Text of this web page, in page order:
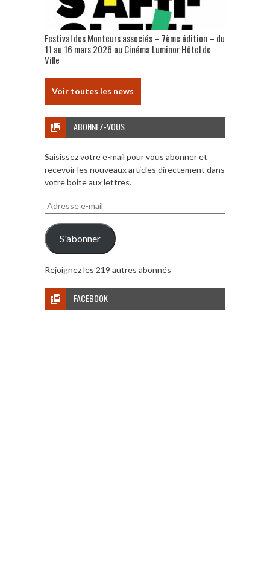
Festival des Monteurs associés – 7ème édition – du
11 au 16 mars 2026 au Cinéma Luminor Hôtel de
Ville
Voir toutes les news
ABONNEZ-VOUS
Saisissez votre e-mail pour vous abonner et
recevoir les nouveaux articles directement dans
votre boite aux lettres.
Adresse
e-
mail
S'abonner
Rejoignez les 219 autres abonnés
FACEBOOK